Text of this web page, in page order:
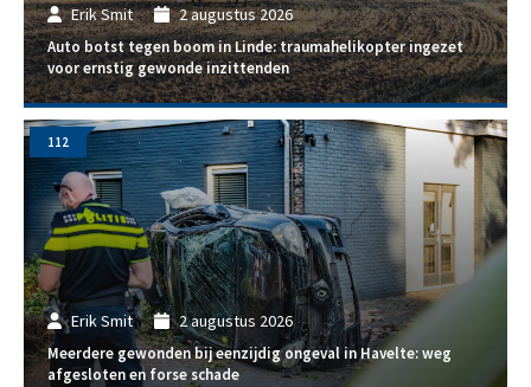
Erik Smit 2 augustus 2026
Auto botst tegen boom in Linde: traumahelikopter ingezet
voor ernstig gewonde inzittenden
Erik Smit 2 augustus 2026
Meerdere gewonden bij eenzijdig ongeval in Havelte: weg
afgesloten en forse schade
112